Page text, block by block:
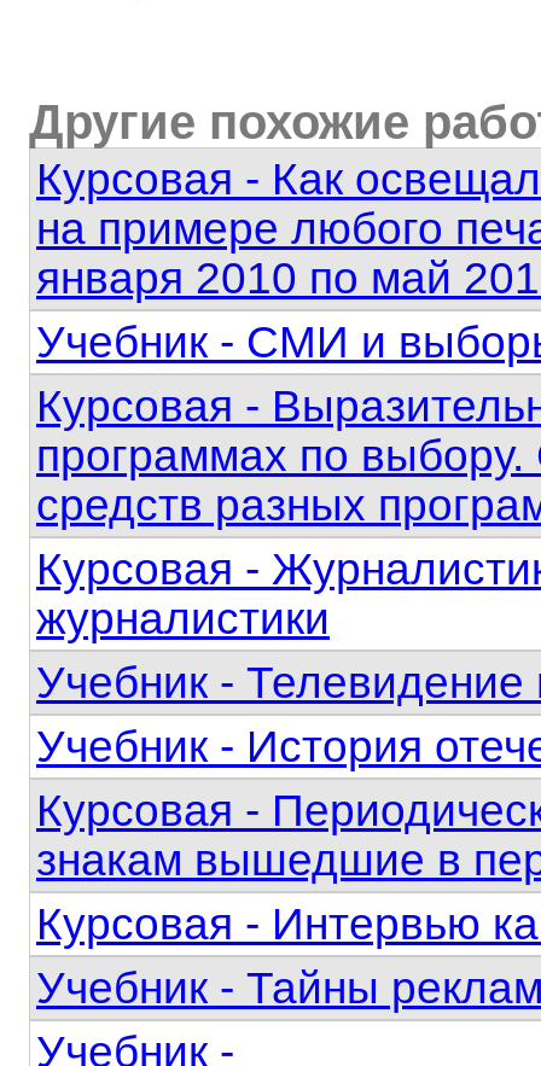
Другие похожие
Курсовая - Как
на примере любого
января 2010 по май
Учебник - СМИ и
Курсовая -
программах по
средств разных
Курсовая -
журналистики
Учебник -
Учебник - История
Курсовая -
знакам вышедшие в
Курсовая - Интервью
Учебник - Тайны
Учебник -